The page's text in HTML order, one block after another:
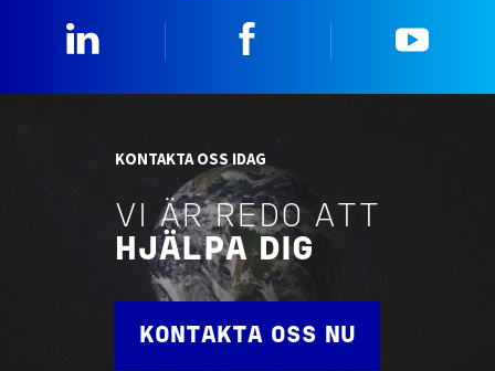
KONTAKTA OSS IDAG
VI ÄR REDO ATT
HJÄLPA DIG
KONTAKTA OSS NU